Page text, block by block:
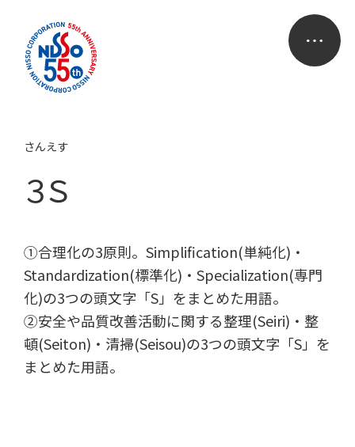
３Ｓ
さんえす
①合理化の3原則。Simplification(単純化)・
Standardization(標準化)・Specialization(専門
化)の3つの頭文字「S」をまとめた用語。
②安全や品質改善活動に関する整理(Seiri)・整
頓(Seiton)・清掃(Seisou)の3つの頭文字「S」を
まとめた用語。